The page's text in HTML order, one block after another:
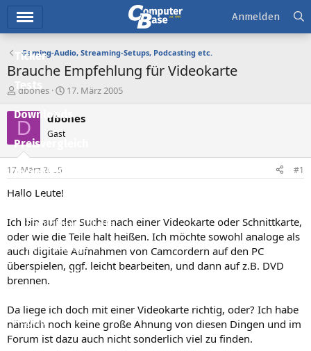
Ticker
Tests
Downloads
Preisvergleich
Forum
Aktuelles
Empfohlene Inhalte
Neue Beiträge
Neueste Aktivitäten
Regeln
Anmelden
Gaming-Audio, Streaming-Setups, Podcasting etc.
Brauche Empfehlung für Videokarte
E
s
e
e
r
dbones
E
s
t
17. März 2005
D dbones
Gast
17. März 2005 #1
Hallo Leute!
Ich bin auf der Suche nach einer Videokarte oder Schnittkarte,
oder wie die Teile halt heißen. Ich möchte sowohl analoge als
auch digitale Aufnahmen von Camcordern auf den PC
überspielen, ggf. leicht bearbeiten, und dann auf z.B. DVD
brennen.
Da liege ich doch mit einer Videokarte richtig, oder? Ich habe
nämlich noch keine große Ahnung von diesen Dingen und im
Forum ist dazu auch nicht sonderlich viel zu finden.